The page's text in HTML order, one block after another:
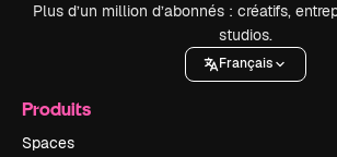
Plus d’un million d’abonnés : créatifs,
studios.
Français
Produits
Spaces